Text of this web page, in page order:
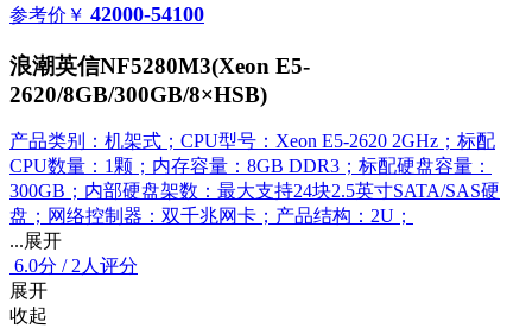
参考价 ￥ 42000-54100
浪潮英信NF5280M3(Xeon E5-
2620/8GB/300GB/8×HSB)
产品类别：机架式；CPU型号：Xeon E5-2620 2GHz；标配
CPU数量：1颗；内存容量：8GB DDR3；标配硬盘容量：
300GB；内部硬盘架数：最大支持24块2.5英寸SATA/SAS硬
盘；网络控制器：双千兆网卡；产品结构：2U；
...展开
6.0分 / 2人评分
展开
收起